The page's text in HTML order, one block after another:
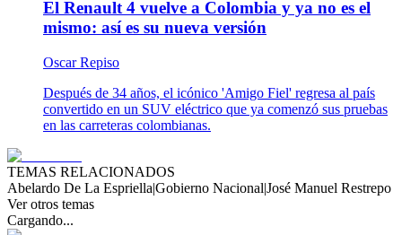
El Renault 4 vuelve a Colombia y ya no es el
mismo: así es su nueva versión
Oscar Repiso
Después de 34 años, el icónico 'Amigo Fiel' regresa al país
convertido en un SUV eléctrico que ya comenzó sus pruebas
en las carreteras colombianas.
TEMAS RELACIONADOS
Abelardo De La Espriella|Gobierno Nacional|José Manuel Restrepo
Ver otros temas
Cargando...